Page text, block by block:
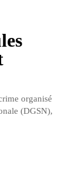
organisé
(DGSN),